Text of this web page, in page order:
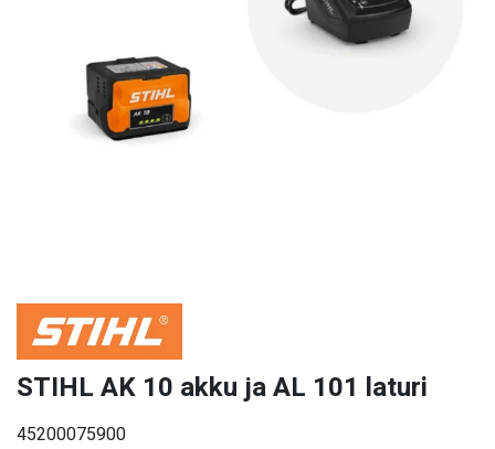
STIHL AK 10 akku ja AL 101 laturi
45200075900